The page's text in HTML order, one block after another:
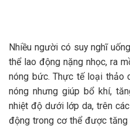
Nhiều người có suy nghĩ
thể lao động nặng nhọc, ra
nóng bức. Thực tế loại thảo
nóng nhưng giúp bổ khí,
nhiệt độ dưới lớp da, trên
động trong cơ thể được